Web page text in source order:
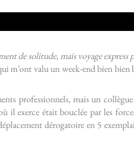
de solitude, mais voyage express
m’ont valu un week-end bien bien
professionnels, mais un
il exerce était bouclée par les
dérogatoire en 5